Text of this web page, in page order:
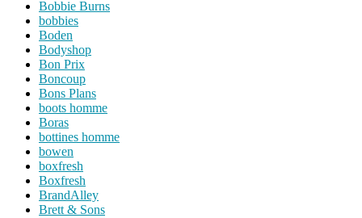
Bobbie Burns
bobbies
Boden
Bodyshop
Bon Prix
Boncoup
Bons Plans
boots homme
Boras
bottines homme
bowen
boxfresh
Boxfresh
BrandAlley
Brett & Sons